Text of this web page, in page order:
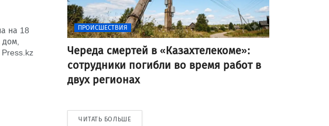
на 18
дом,
ПРОИСШЕСТВИЯ
Череда смертей в «Казахтелекоме»:
сотрудники погибли во время работ в
двух регионах
ЧИТАТЬ БОЛЬШЕ